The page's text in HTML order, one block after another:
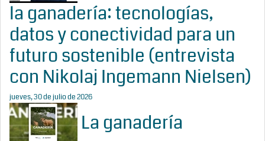
la ganadería: tecnologías,
datos y conectividad para un
futuro sostenible (entrevista
con Nikolaj Ingemann Nielsen)
jueves, 30 de julio de 2026
La ganadería